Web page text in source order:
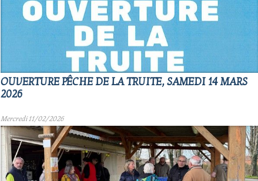
OUVERTURE PÊCHE DE LA TRUITE, SAMEDI 14 MARS
2026
Mercredi 11/02/2026